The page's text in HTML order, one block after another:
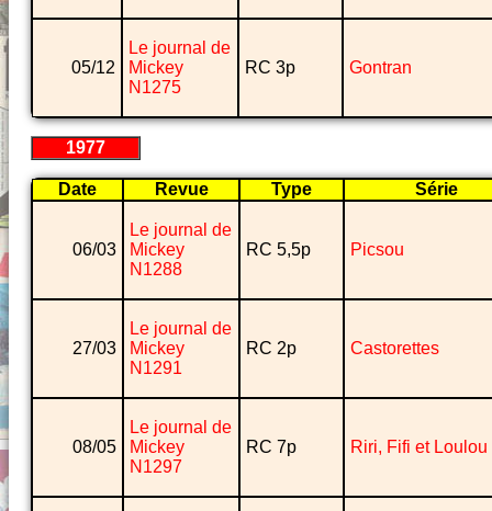
05/12
Le journal de
Mickey
N1275
RC 3p Gontran
1977
Date Revue Type Série
06/03
Le journal de
Mickey
N1288
RC 5,5p Picsou
27/03
Le journal de
Mickey
N1291
RC 2p Castorettes
08/05
Le journal de
Mickey
N1297
RC 7p Riri, Fifi et Loulou